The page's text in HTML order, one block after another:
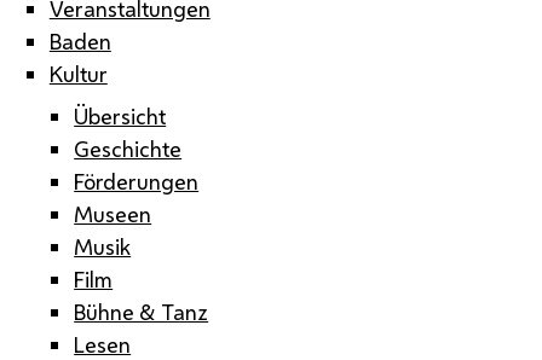
Veranstaltungen
Baden
Kultur
Übersicht
Geschichte
Förderungen
Museen
Musik
Film
Bühne & Tanz
Lesen